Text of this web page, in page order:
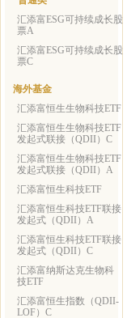
汇添富ESG可持续成长股
票A
汇添富ESG可持续成长股
票C
海外基金
汇添富恒生生物科技ETF
汇添富恒生生物科技ETF
发起式联接（QDII）C
汇添富恒生生物科技ETF
发起式联接（QDII）A
汇添富恒生科技ETF
汇添富恒生科技ETF联接
发起式（QDII）A
汇添富恒生科技ETF联接
发起式（QDII）C
汇添富纳斯达克生物科
技ETF
汇添富恒生指数（QDII-
LOF）C